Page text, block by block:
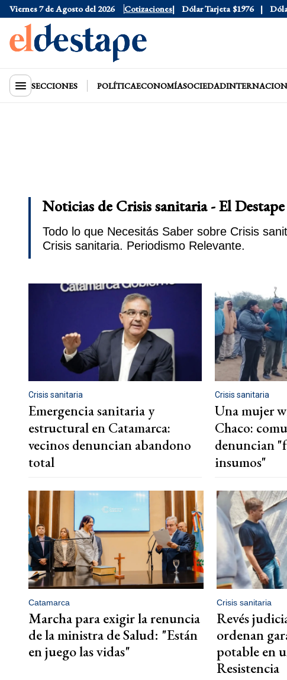
Viernes 7 de Agosto del 2026 Cotizaciones
Dólar Oficial $1520 Dólar Tarjeta $1976 Dólar
SECCIONES POLÍTICAECONOMÍASOCIEDAD
Noticias de Crisis sanitaria - El Destape
Todo lo que Necesitás Saber sobre Crisis
Crisis sanitaria. Periodismo Relevante.
Crisis sanitaria
Emergencia sanitaria y
estructural en Catamarca:
vecinos denuncian abandono
total
Crisis sanitaria
Una mujer
Chaco:
denuncian
insumos"
Catamarca
Marcha para exigir la renuncia
de la ministra de Salud: "Están
en juego las vidas"
Crisis sanitaria
Revés
ordenan
potable en
Resistencia